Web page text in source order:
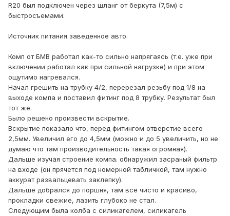
R20 был подключен через шланг от беркута (7,5м) с
быстросъемами.
Источник питания заведенное авто.
Комп от БМВ работал как-то сильно напрягаясь (т.е. уже при
включении работал как при сильной нагрузке) и при этом
ощутимо нагревался.
Начал грешить на трубку 4/2, перерезал резьбу под 1/8 на
выходе компа и поставил фитинг под 8 трубку. Результат был
тот же.
Было решено произвести вскрытие.
Вскрытие показало что, перед фитингом отверстие всего
2,5мм. Увеличил его до 4,5мм (можно и до 5 увеличить, но не
думаю что там производительность такая огромная).
Дальше изучая строение компа. обнаружил засраный фильтр
на входе (он прячется под номерной табличкой, там нужно
аккурат развальцевать заклепку).
Дальше добрался до поршня, там всё чисто и красиво,
прокладки свежие, лазить глубоко не стал.
Следующим была колба с силикагелем, силикагель